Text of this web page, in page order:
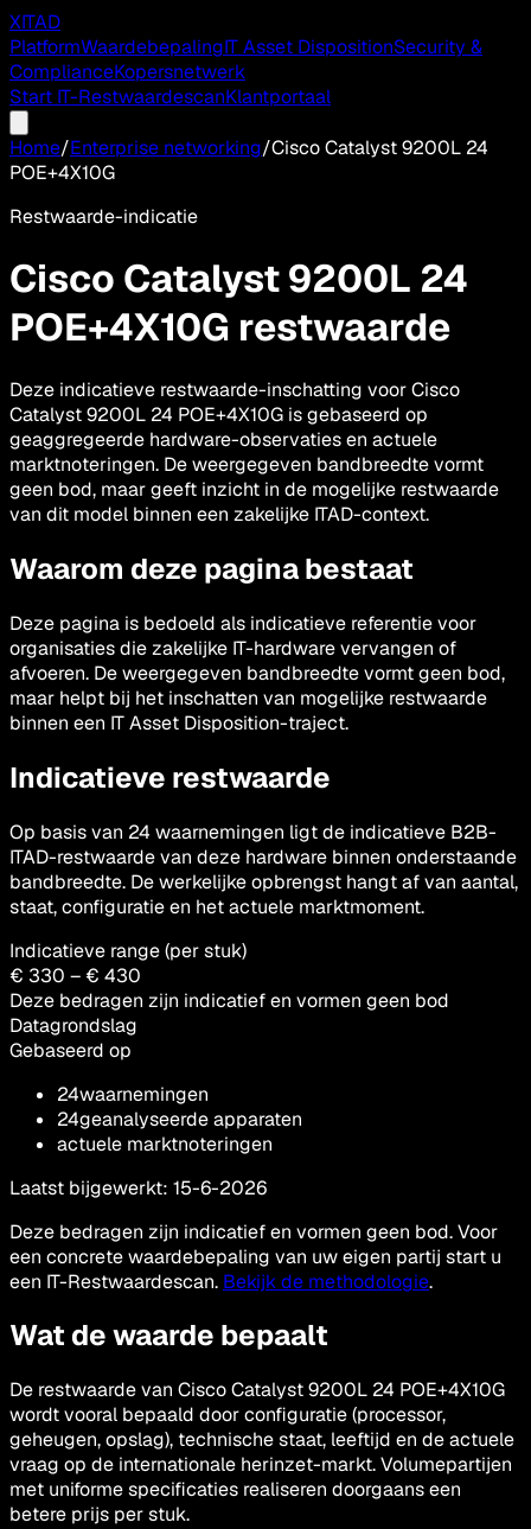
XITAD
PlatformWaardebepalingIT Asset DispositionSecurity &
ComplianceKopersnetwerk
Start IT-RestwaardescanKlantportaal
Home/Enterprise networking/Cisco Catalyst 9200L 24
POE+4X10G
Restwaarde-indicatie
Cisco Catalyst 9200L 24
POE+4X10G restwaarde
Deze indicatieve restwaarde-inschatting voor Cisco
Catalyst 9200L 24 POE+4X10G is gebaseerd op
geaggregeerde hardware-observaties en actuele
marktnoteringen. De weergegeven bandbreedte vormt
geen bod, maar geeft inzicht in de mogelijke restwaarde
van dit model binnen een zakelijke ITAD-context.
Waarom deze pagina bestaat
Deze pagina is bedoeld als indicatieve referentie voor
organisaties die zakelijke IT-hardware vervangen of
afvoeren. De weergegeven bandbreedte vormt geen bod,
maar helpt bij het inschatten van mogelijke restwaarde
binnen een IT Asset Disposition-traject.
Indicatieve restwaarde
Op basis van 24 waarnemingen ligt de indicatieve B2B-
ITAD-restwaarde van deze hardware binnen onderstaande
bandbreedte. De werkelijke opbrengst hangt af van aantal,
staat, configuratie en het actuele marktmoment.
Indicatieve range (per stuk)
€ 330 – € 430
Deze bedragen zijn indicatief en vormen geen bod
Datagrondslag
Gebaseerd op
24waarnemingen
24geanalyseerde apparaten
actuele marktnoteringen
Laatst bijgewerkt: 15-6-2026
Deze bedragen zijn indicatief en vormen geen bod. Voor
een concrete waardebepaling van uw eigen partij start u
een IT-Restwaardescan. Bekijk de methodologie.
Wat de waarde bepaalt
De restwaarde van Cisco Catalyst 9200L 24 POE+4X10G
wordt vooral bepaald door configuratie (processor,
geheugen, opslag), technische staat, leeftijd en de actuele
vraag op de internationale herinzet-markt. Volumepartijen
met uniforme specificaties realiseren doorgaans een
betere prijs per stuk.